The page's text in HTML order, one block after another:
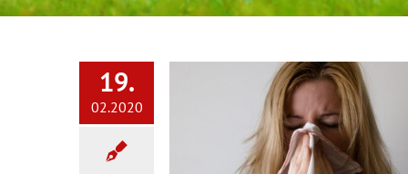
19.
02.2020